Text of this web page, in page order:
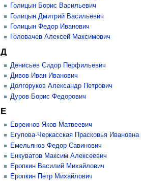
Голицын Борис Васильевич
Голицын Дмитрий Васильевич
Голицын Федор Иванович
Головачев Алексей Максимович
Д
Денисьев Сидор Перфильевич
Дивов Иван Иванович
Долгоруков Александр Петрович
Дуров Борис Федорович
Е
Евреинов Яков Матвеевич
Егупова-Черкасская Прасковья Ивановна
Емельянов Федор Савинович
Енкуватов Максим Алексеевич
Еропкин Василий Михайлович
Еропкин Петр Михайлович